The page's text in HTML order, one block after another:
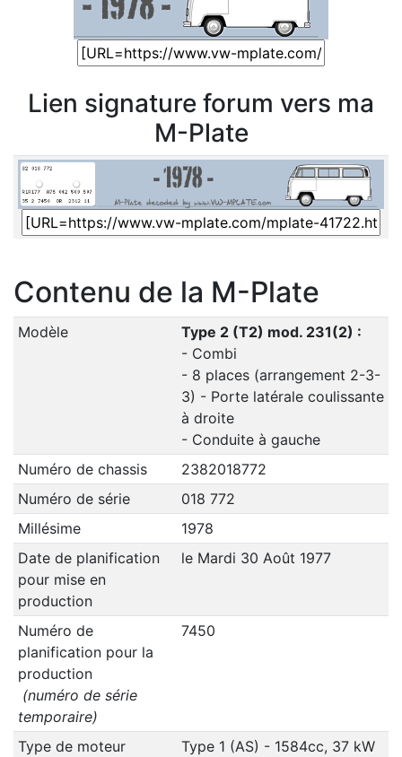
Lien signature forum vers ma
M-Plate
Contenu de la M-Plate
Modèle
Type 2 (T2) mod. 231(2) :
- Combi
- 8 places (arrangement 2-3-
3) - Porte latérale coulissante
à droite
- Conduite à gauche
Numéro de chassis
2382018772
Numéro de série
018 772
Millésime
1978
Date de planification
pour mise en
production
le Mardi 30 Août 1977
Numéro de
planification pour la
production
(numéro de série
temporaire)
7450
Type de moteur
Type 1 (AS) - 1584cc, 37 kW